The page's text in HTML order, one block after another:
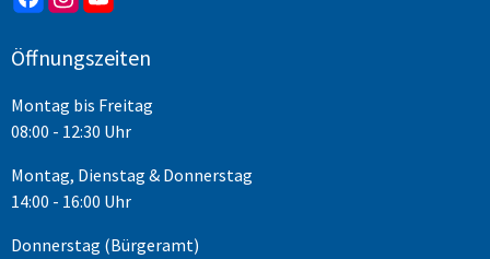
Öffnungszeiten
Montag bis Freitag
08:00 - 12:30 Uhr
Montag, Dienstag & Donnerstag
14:00 - 16:00 Uhr
Donnerstag (Bürgeramt)